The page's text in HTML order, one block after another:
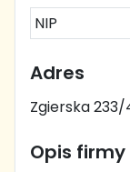
NIP
Adres
Zgierska 233/
Opis firmy